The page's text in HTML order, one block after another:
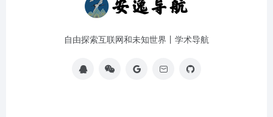
自由探索互联网和未知世界丨学术导航